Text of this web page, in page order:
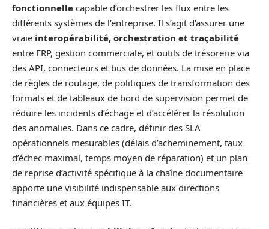
fonctionnelle capable d’orchestrer les flux entre les
différents systèmes de l’entreprise. Il s’agit d’assurer une
vraie interopérabilité, orchestration et traçabilité
entre ERP, gestion commerciale, et outils de trésorerie via
des API, connecteurs et bus de données. La mise en place
de règles de routage, de politiques de transformation des
formats et de tableaux de bord de supervision permet de
réduire les incidents d’échage et d’accélérer la résolution
des anomalies. Dans ce cadre, définir des SLA
opérationnels mesurables (délais d’acheminement, taux
d’échec maximal, temps moyen de réparation) et un plan
de reprise d’activité spécifique à la chaîne documentaire
apporte une visibilité indispensable aux directions
financières et aux équipes IT.